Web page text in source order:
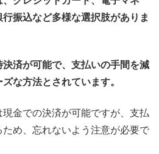
振込など多様な選択肢がありま
済が可能で、支払いの手間を減
な方法とされています。
金での決済が可能ですが、支払
め、忘れないよう注意が必要で